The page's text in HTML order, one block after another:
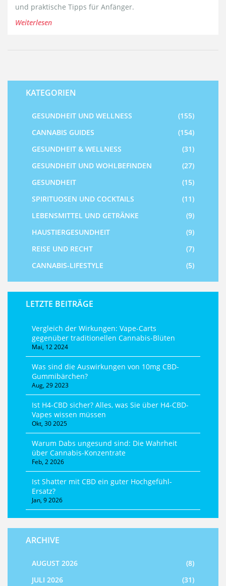
und praktische Tipps für Anfänger.
Weiterlesen
KATEGORIEN
GESUNDHEIT UND WELLNESS
(155)
CANNABIS GUIDES
(154)
GESUNDHEIT & WELLNESS
(31)
GESUNDHEIT UND WOHLBEFINDEN
(27)
GESUNDHEIT
(15)
SPIRITUOSEN UND COCKTAILS
(11)
LEBENSMITTEL UND GETRÄNKE
(9)
HAUSTIERGESUNDHEIT
(9)
REISE UND RECHT
(7)
CANNABIS-LIFESTYLE
(5)
LETZTE BEITRÄGE
Vergleich der Wirkungen: Vape-Carts
gegenüber traditionellen Cannabis-Blüten
Mai, 12 2024
Was sind die Auswirkungen von 10mg CBD-
Gummibärchen?
Aug, 29 2023
Ist H4-CBD sicher? Alles, was Sie über H4-CBD-
Vapes wissen müssen
Okt, 30 2025
Warum Dabs ungesund sind: Die Wahrheit
über Cannabis-Konzentrate
Feb, 2 2026
Ist Shatter mit CBD ein guter Hochgefühl-
Ersatz?
Jan, 9 2026
ARCHIVE
AUGUST 2026
(8)
JULI 2026
(31)